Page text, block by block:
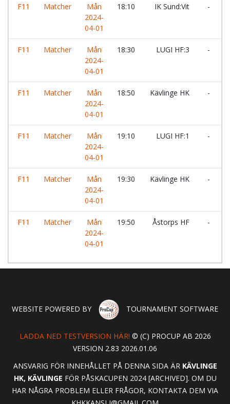
F11 Matcher
Mån
2024-
04-01
18:10 IK Sund:Vit -
F11 Matcher
Mån
2024-
04-01
18:30 LUGI HF:3 -
F11 Matcher
Mån
2024-
04-01
18:50 Kävlinge HK -
F11 Matcher
Mån
2024-
04-01
19:10 LUGI HF:1 -
F11 Matcher
Mån
2024-
04-01
19:30 Kävlinge HK -
F11 Matcher
Mån
2024-
04-01
19:50 Åstorps HF -
WEBSITE POWERED BY TOURNAMENT SOFTWARE
LADDA NED TESTVERSION HÄR! © (C) PROCUP AB 2026
VERSION 2.83 2026.01.06
ANSVARIG FÖR INNEHÅLLET PÅ DENNA SIDA ÄR KÄVLINGE
HK, KÄVLINGE FÖR PÅSKACUPEN 2024 [ARCHIVED]. OM DU
HAR NÅGRA PROBLEM ELLER FRÅGOR, KONTAKTA DEM VIA